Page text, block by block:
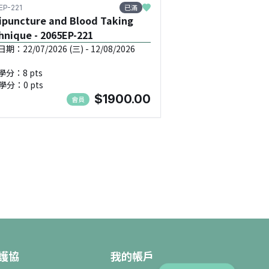
221 已滿
and Blood Taking
- 2065EP-221
期：22/07/2026 (三) - 12/08/2026
分：8 pts
分：0 pts
會員 $1900.00
協 我的帳戶